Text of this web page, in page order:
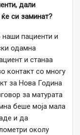
дали
си заминат?
пациенти и
одамна
и станаа
контакт со многу
за Нова Година
за матурата
беше моја мала
и да
околу